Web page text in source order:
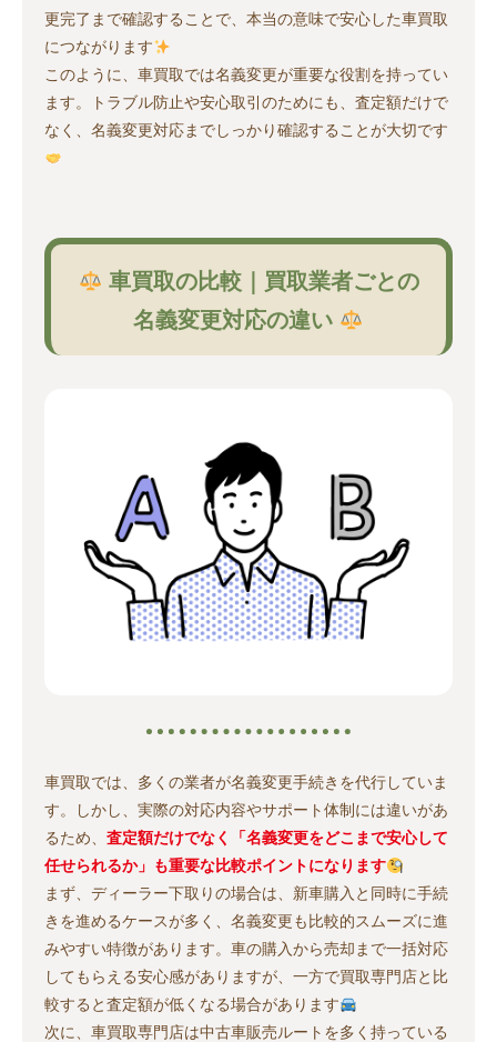
更完了まで確認することで、本当の意味で安心した車買取
につながります
このように、車買取では名義変更が重要な役割を持ってい
ます。トラブル防止や安心取引のためにも、査定額だけで
なく、名義変更対応までしっかり確認することが大切です
車買取の比較｜買取業者ごとの
名義変更対応の違い
車買取では、多くの業者が名義変更手続きを代行していま
す。しかし、実際の対応内容やサポート体制には違いがあ
るため、 査定額だけでなく「名義変更をどこまで安心して
任せられるか」も重要な比較ポイントになります
まず、ディーラー下取りの場合は、新車購入と同時に手続
きを進めるケースが多く、名義変更も比較的スムーズに進
みやすい特徴があります。車の購入から売却まで一括対応
してもらえる安心感がありますが、一方で買取専門店と比
較すると査定額が低くなる場合があります
次に、車買取専門店は中古車販売ルートを多く持っている